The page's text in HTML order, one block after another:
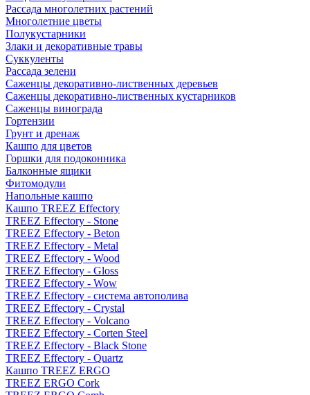
Рассада многолетних растений
Многолетние цветы
Полукустарники
Злаки и декоративные травы
Суккуленты
Рассада зелени
Саженцы декоративно-лиственных деревьев
Саженцы декоративно-лиственных кустарников
Саженцы винограда
Гортензии
Грунт и дренаж
Кашпо для цветов
Горшки для подоконника
Балконные ящики
Фитомодули
Напольные кашпо
Кашпо TREEZ Effectory
TREEZ Effectory - Stone
TREEZ Effectory - Beton
TREEZ Effectory - Metal
TREEZ Effectory - Wood
TREEZ Effectory - Gloss
TREEZ Effectory - Wow
TREEZ Effectory - система автополива
TREEZ Effectory - Crystal
TREEZ Effectory - Volcano
TREEZ Effectory - Corten Steel
TREEZ Effectory - Black Stone
TREEZ Effectory - Quartz
Кашпо TREEZ ERGO
TREEZ ERGO Cork